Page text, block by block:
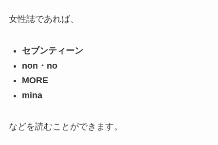
女性誌であれば、
セブンティーン
non・no
MORE
mina
などを読むことができます。